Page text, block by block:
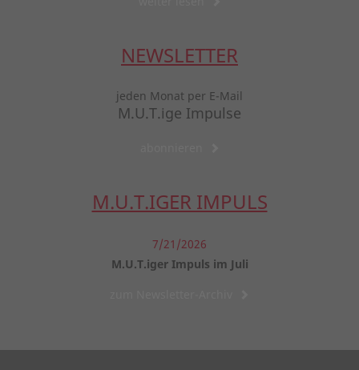
NEWSLETTER
jeden Monat per E-Mail
M.U.T.ige Impulse
M.U.T.IGER IMPULS
7/21/2026
M.U.T.iger Impuls im Juli